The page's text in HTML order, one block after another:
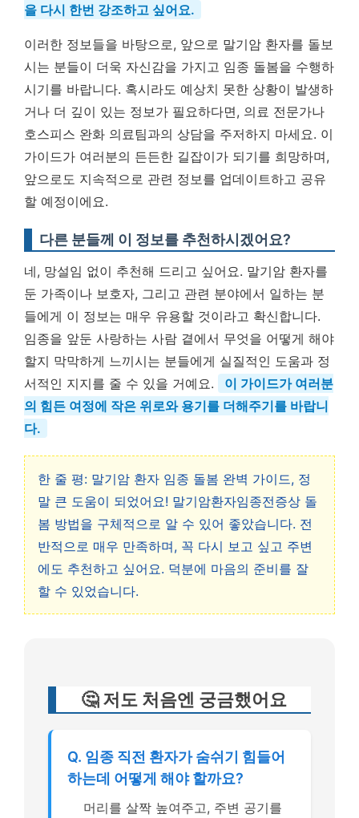
을 다시 한번 강조하고 싶어요.
이러한 정보들을 바탕으로, 앞으로 말기암 환자를 돌보
시는 분들이 더욱 자신감을 가지고 임종 돌봄을 수행하
시기를 바랍니다. 혹시라도 예상치 못한 상황이 발생하
거나 더 깊이 있는 정보가 필요하다면, 의료 전문가나
호스피스 완화 의료팀과의 상담을 주저하지 마세요. 이
가이드가 여러분의 든든한 길잡이가 되기를 희망하며,
앞으로도 지속적으로 관련 정보를 업데이트하고 공유
할 예정이에요.
다른 분들께 이 정보를 추천하시겠어요?
네, 망설임 없이 추천해 드리고 싶어요. 말기암 환자를
둔 가족이나 보호자, 그리고 관련 분야에서 일하는 분
들에게 이 정보는 매우 유용할 것이라고 확신합니다.
임종을 앞둔 사랑하는 사람 곁에서 무엇을 어떻게 해야
할지 막막하게 느끼시는 분들에게 실질적인 도움과 정
서적인 지지를 줄 수 있을 거예요.
이 가이드가 여러분
의 힘든 여정에 작은 위로와 용기를 더해주기를 바랍니
다.
한 줄 평: 말기암 환자 임종 돌봄 완벽 가이드, 정
말 큰 도움이 되었어요! 말기암환자임종전증상 돌
봄 방법을 구체적으로 알 수 있어 좋았습니다. 전
반적으로 매우 만족하며, 꼭 다시 보고 싶고 주변
에도 추천하고 싶어요. 덕분에 마음의 준비를 잘
할 수 있었습니다.
🤔 저도 처음엔 궁금했어요
Q. 임종 직전 환자가 숨쉬기 힘들어
하는데 어떻게 해야 할까요?
머리를 살짝 높여주고, 주변 공기를